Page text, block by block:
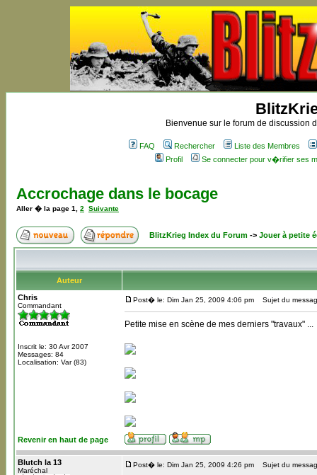
Bienvenue sur le forum de discussion
FAQ Rechercher
Liste des Membres
Profil
Se connecter pour v�rifier ses
Accrochage dans le bocage
Aller � la page 1 2 Suivante
BlitzKrieg Index du Forum -> Jouer à petite
Auteur
Chris
Commandant
Inscrit le: 30 Avr 2007
Messages: 84
Localisation: Var (83)
Post� le: Dim Jan 25, 2009 4:06 pm Sujet du
Petite mise en scène de mes derniers "travaux" ...
Revenir en haut de page
Blutch la 13
Maréchal
Post� le: Dim Jan 25, 2009 4:26 pm Sujet du